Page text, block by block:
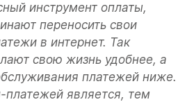
инструмент оплаты,
переносить свои
в интернет. Так
свою жизнь удобнее, а
платежей ниже.
платежей является, тем